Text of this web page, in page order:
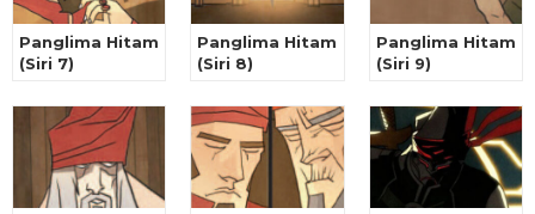
Panglima Hitam
(Siri 7)
Panglima Hitam
(Siri 8)
Panglima Hitam
(Siri 9)